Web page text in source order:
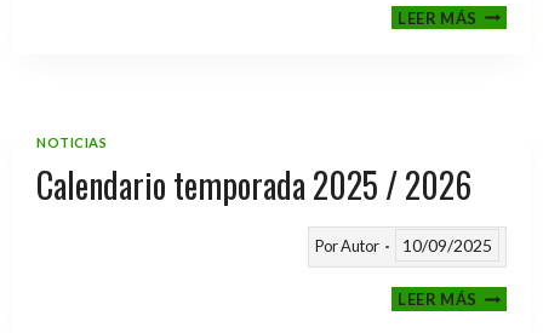
LEER MÁSFASE
NOTICIAS
Calendario temporada 2025 / 2026
PorAutor 10/09/2025
LEER MÁS